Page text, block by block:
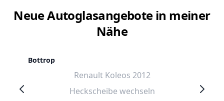
Neue Autoglasangebote in meiner
Nähe
Bottrop
Renault Koleos 2012
Heckscheibe wechseln